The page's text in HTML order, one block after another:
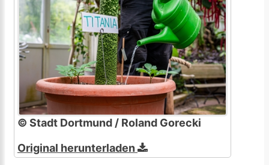
© Stadt Dortmund / Roland Gorecki
Original herunterladen